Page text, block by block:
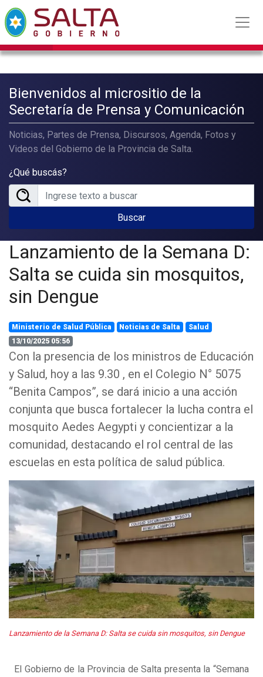
Bienvenidos al micrositio de la
Secretaría de Prensa y Comunicación
Noticias, Partes de Prensa, Discursos, Agenda, Fotos y
Videos del Gobierno de la Provincia de Salta.
¿Qué buscás?
Buscar
Lanzamiento de la Semana D:
Salta se cuida sin mosquitos,
sin Dengue
Ministerio de Salud Pública Noticias de Salta
Salud
13/10/2025 05:56
Con la presencia de los ministros de Educación
y Salud, hoy a las 9.30 , en el Colegio N° 5075
“Benita Campos”, se dará inicio a una acción
conjunta que busca fortalecer la lucha contra el
mosquito Aedes Aegypti y concientizar a la
comunidad, destacando el rol central de las
escuelas en esta política de salud pública.
Lanzamiento de la Semana D: Salta se cuida sin mosquitos, sin Dengue
El Gobierno de la Provincia de Salta presenta la “Semana